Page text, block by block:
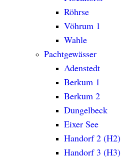
Röhrse
Vöhrum 1
Wahle
Pachtgewässer
Adenstedt
Berkum 1
Berkum 2
Dungelbeck
Eixer See
Handorf 2 (H2)
Handorf 3 (H3)